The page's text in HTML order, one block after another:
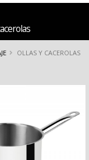
OLLAS Y CACEROLAS